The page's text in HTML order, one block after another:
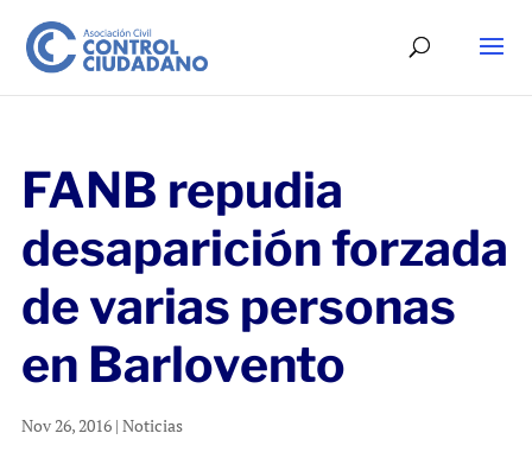
FANB repudia
desaparición forzada
de varias personas
en Barlovento
Nov 26, 2016| Noticias